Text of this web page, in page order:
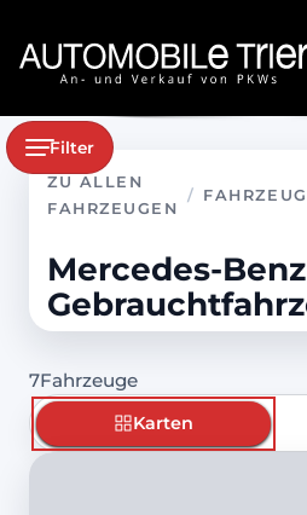
ZU ALLEN
FAHRZEUGEN
/
Mercedes-Benz
Filter
7Fahrzeuge
Karten